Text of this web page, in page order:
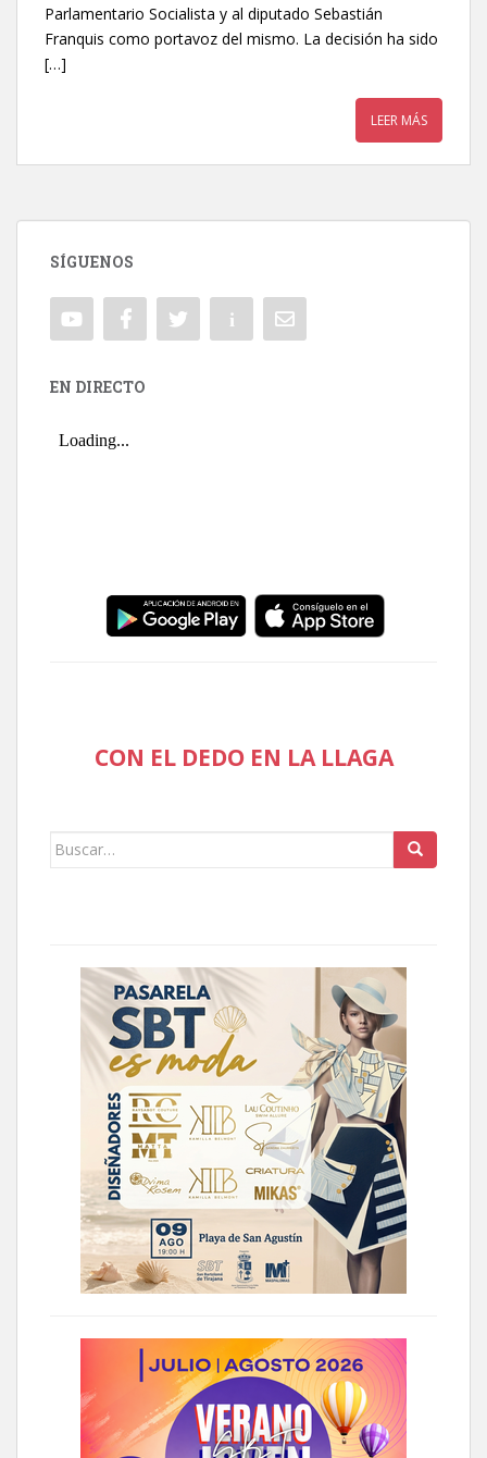
Parlamentario Socialista y al diputado Sebastián
Franquis como portavoz del mismo. La decisión ha sido
[…]
LEER MÁS
SÍGUENOS
EN DIRECTO
CON EL DEDO EN LA LLAGA
Buscar: